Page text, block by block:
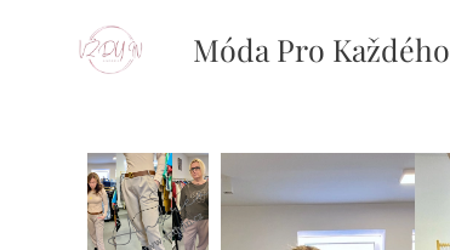
Móda Pro Každého